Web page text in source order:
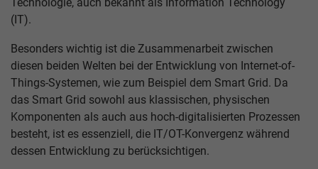
Technologie, auch bekannt als Information Technology
(IT).
Besonders wichtig ist die Zusammenarbeit zwischen
diesen beiden Welten bei der Entwicklung von Internet-of-
Things-Systemen, wie zum Beispiel dem Smart Grid. Da
das Smart Grid sowohl aus klassischen, physischen
Komponenten als auch aus hoch-digitalisierten Prozessen
besteht, ist es essenziell, die IT/OT-Konvergenz während
dessen Entwicklung zu berücksichtigen.